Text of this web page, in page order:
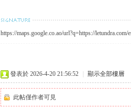
https://maps.google.co.ao/url?q=https://letundra.com/
發表於 2026-4-20 21:56:52 顯示全部樓層
此帖僅作者可見